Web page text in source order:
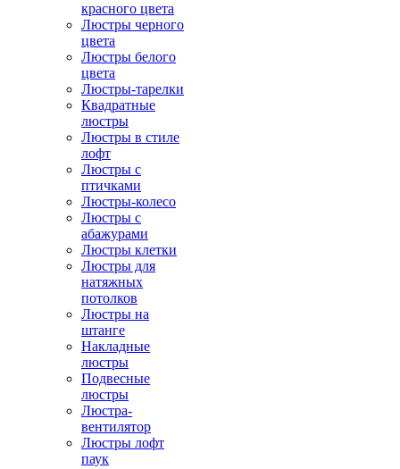
красного цвета
Люстры черного
цвета
Люстры белого
цвета
Люстры-тарелки
Квадратные
люстры
Люстры в стиле
лофт
Люстры с
птичками
Люстры-колесо
Люстры с
абажурами
Люстры клетки
Люстры для
натяжных
потолков
Люстры на
штанге
Накладные
люстры
Подвесные
люстры
Люстра-
вентилятор
Люстры лофт
паук